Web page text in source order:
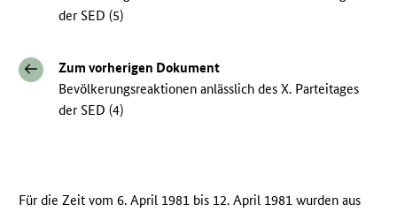
der SED (5)
Zum vorherigen Dokument
Bevölkerungsreaktionen anlässlich des X. Parteitages
der SED (4)
Für die Zeit vom 6. April 1981 bis 12. April 1981 wurden aus